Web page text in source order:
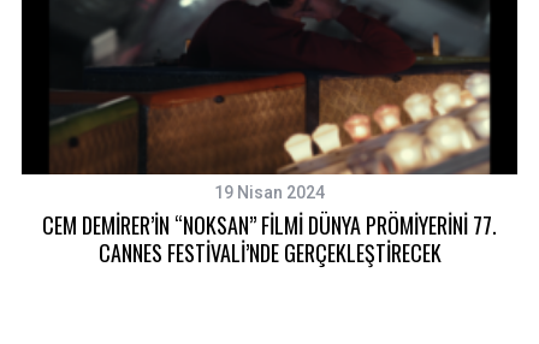
19 Nisan 2024
CEM DEMİRER’İN “NOKSAN” FİLMİ DÜNYA PRÖMİYERİNİ 77.
CANNES FESTİVALİ’NDE GERÇEKLEŞTİRECEK